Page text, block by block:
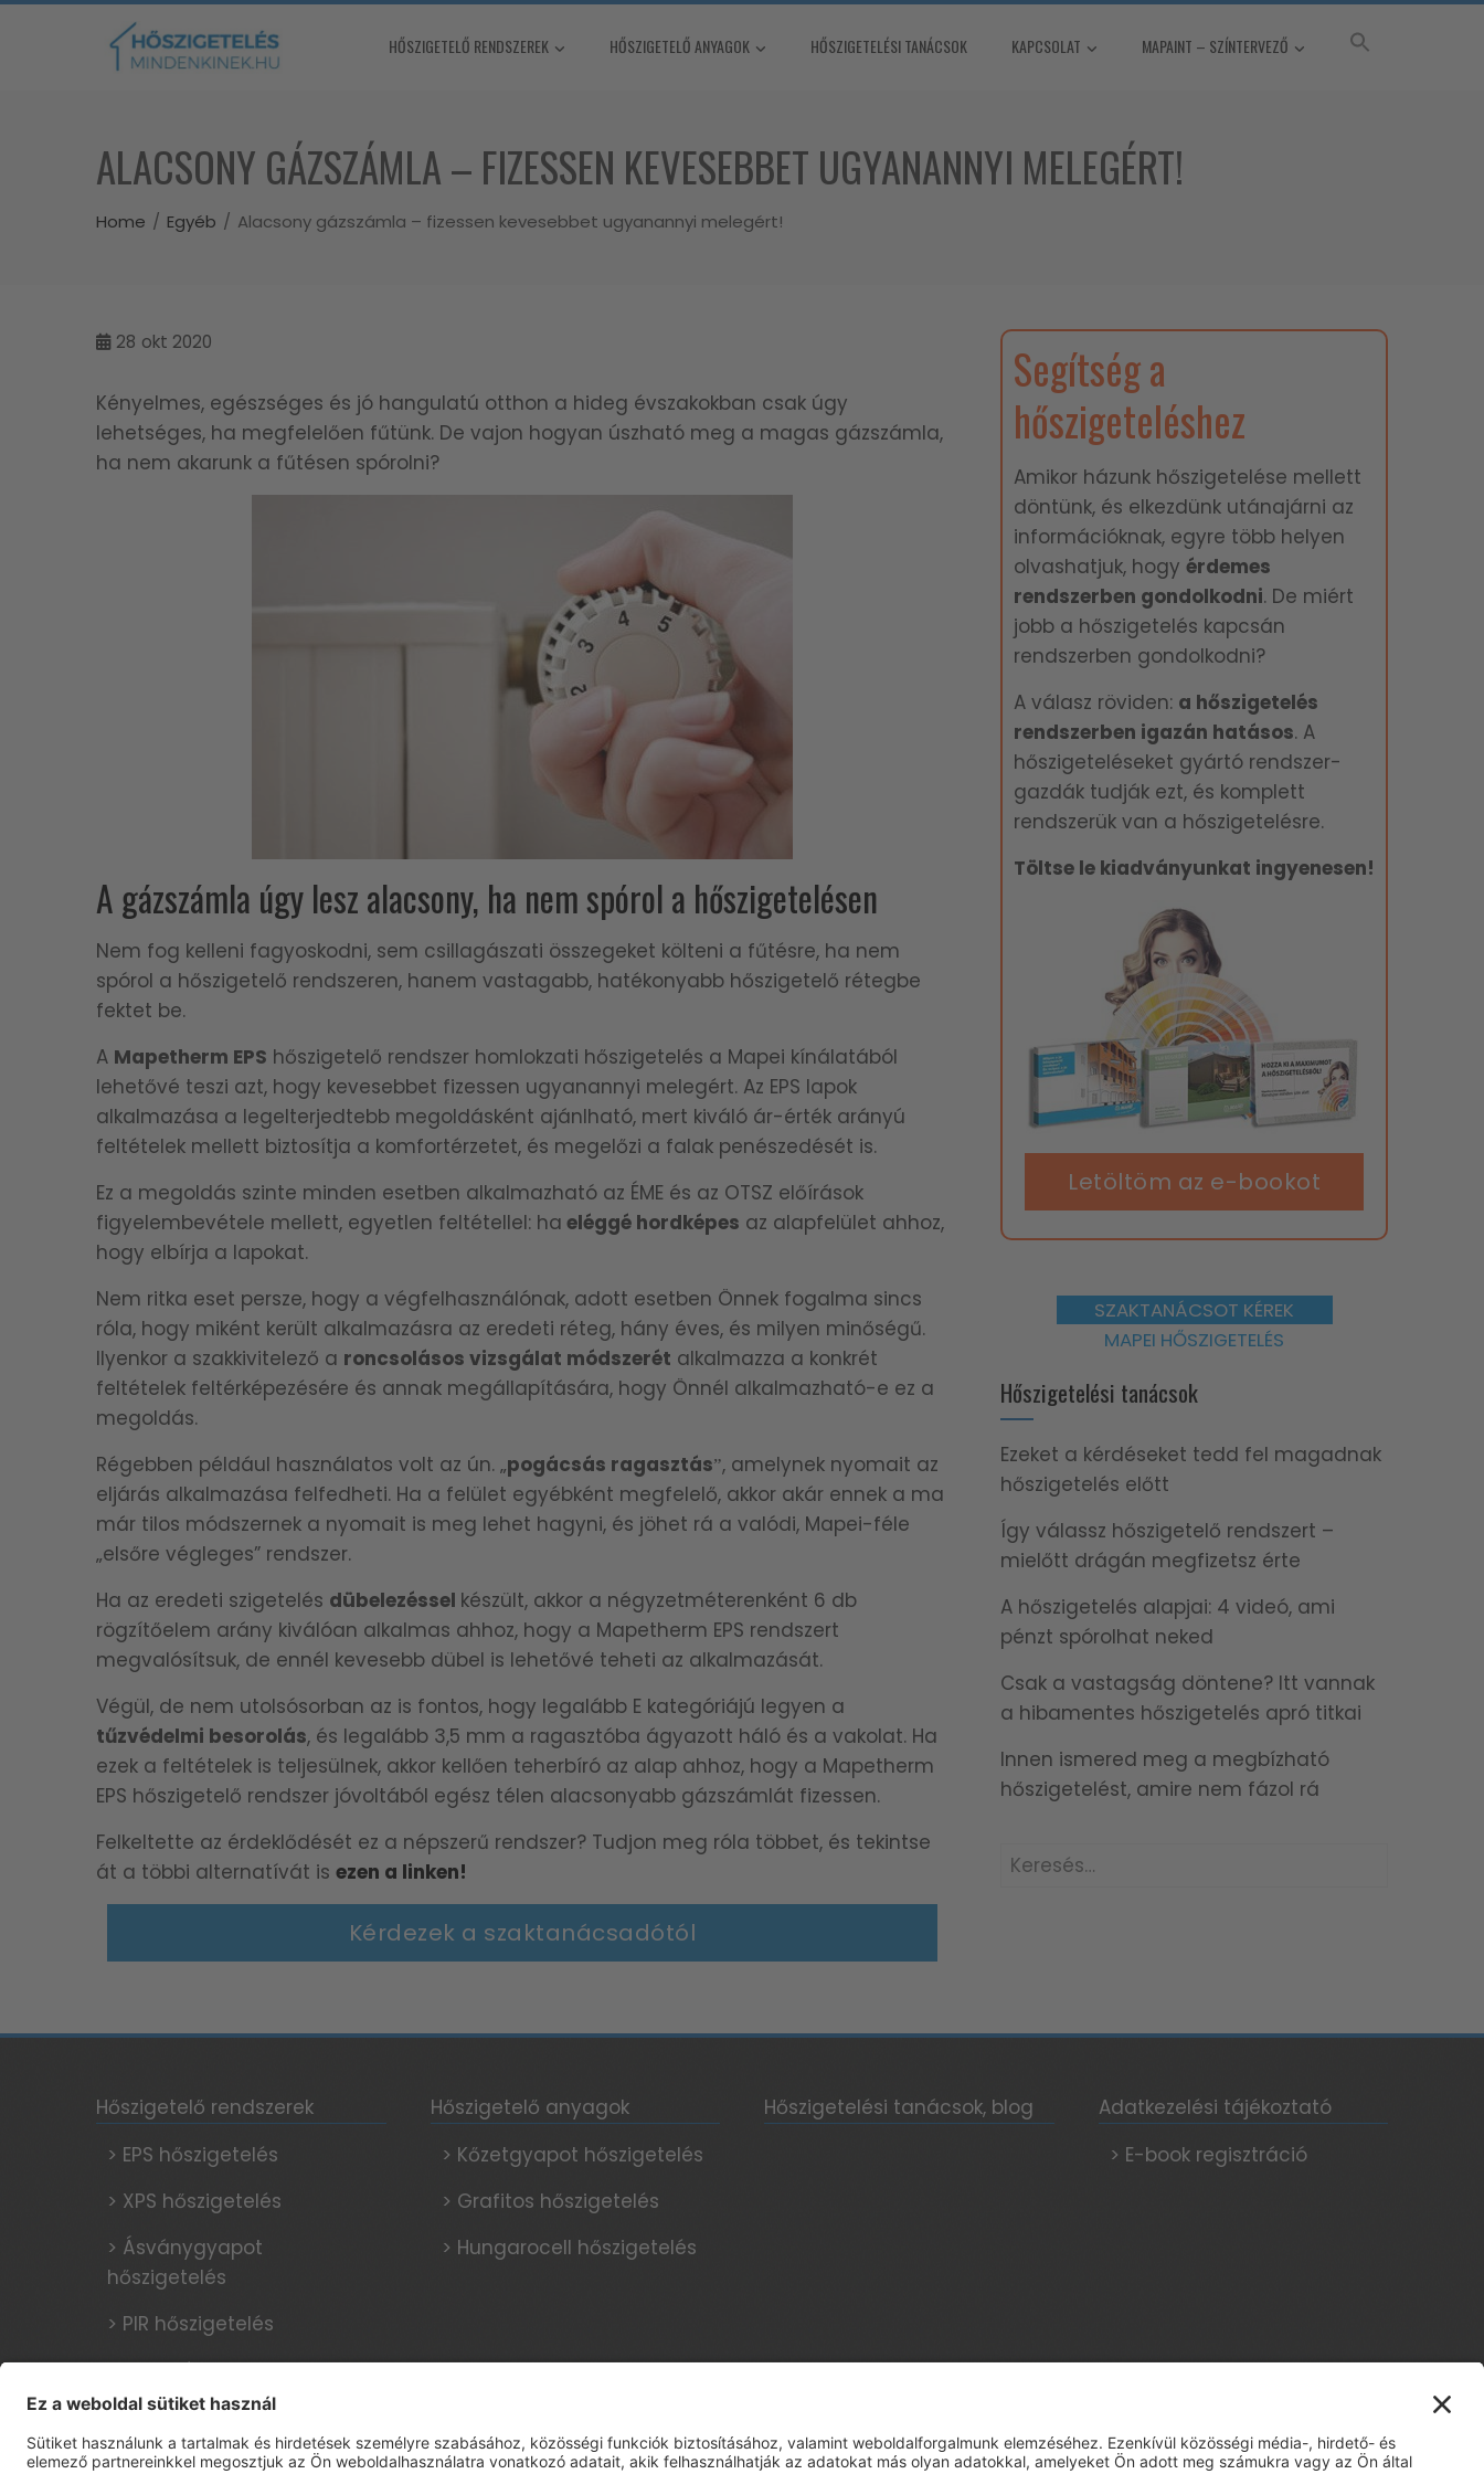
Skip
HŐSZIGETELŐ RENDSZEREK HŐSZIGETELŐ ANYAGOK HŐSZIGETELÉSI TANÁCSOK KAPCSOLAT MAPAINT – SZÍNTERVEZŐ
ALACSONY GÁZSZÁMLA – FIZESSEN KEVESEBBET UGYANANNYI MELEGÉRT!
Home Egyéb Alacsony gázszámla – fizessen kevesebbet ugyanannyi melegért!
28 okt 2020
Kényelmes, egészséges és jó hangulatú otthon a hideg évszakokban csak úgy
lehetséges, ha megfelelően fűtünk. De vajon hogyan úszható meg a magas gázszámla,
ha nem akarunk a fűtésen spórolni?
A gázszámla úgy lesz alacsony, ha nem spórol a hőszigetelésen
Nem fog kelleni fagyoskodni, sem csillagászati összegeket költeni a fűtésre, ha nem
spórol a hőszigetelő rendszeren, hanem vastagabb, hatékonyabb hőszigetelő rétegbe
fektet be.
A Mapetherm EPS hőszigetelő rendszer homlokzati hőszigetelés a Mapei kínálatából
lehetővé teszi azt, hogy kevesebbet fizessen ugyanannyi melegért. Az EPS lapok
alkalmazása a legelterjedtebb megoldásként ajánlható, mert kiváló ár-érték arányú
feltételek mellett biztosítja a komfortérzetet, és megelőzi a falak penészedését is.
Ez a megoldás szinte minden esetben alkalmazható az ÉME és az OTSZ előírások
figyelembevétele mellett, egyetlen feltétellel: ha eléggé hordképes az alapfelület ahhoz,
hogy elbírja a lapokat.
Nem ritka eset persze, hogy a végfelhasználónak, adott esetben Önnek fogalma sincs
róla, hogy miként került alkalmazásra az eredeti réteg, hány éves, és milyen minőségű.
Ilyenkor a szakkivitelező a roncsolásos vizsgálat módszerét alkalmazza a konkrét
feltételek feltérképezésére és annak megállapítására, hogy Önnél alkalmazható-e ez a
megoldás.
Régebben például használatos volt az ún. „pogácsás ragasztásˮ, amelynek nyomait az
eljárás alkalmazása felfedheti. Ha a felület egyébként megfelelő, akkor akár ennek a ma
már tilos módszernek a nyomait is meg lehet hagyni, és jöhet rá a valódi, Mapei-féle
„elsőre végleges” rendszer.
Ha az eredeti szigetelés dübelezéssel készült, akkor a négyzetméterenként 6 db
rögzítőelem arány kiválóan alkalmas ahhoz, hogy a Mapetherm EPS rendszert
megvalósítsuk, de ennél kevesebb dübel is lehetővé teheti az alkalmazását.
Végül, de nem utolsósorban az is fontos, hogy legalább E kategóriájú legyen a
tűzvédelmi besorolás, és legalább 3,5 mm a ragasztóba ágyazott háló és a vakolat. Ha
ezek a feltételek is teljesülnek, akkor kellően teherbíró az alap ahhoz, hogy a Mapetherm
EPS hőszigetelő rendszer jóvoltából egész télen alacsonyabb gázszámlát fizessen.
Felkeltette az érdeklődését ez a népszerű rendszer? Tudjon meg róla többet, és tekintse
át a többi alternatívát is ezen a linken!
Kérdezek a szaktanácsadótól
Segítség a
hőszigeteléshez
Amikor házunk hőszigetelése mellett
döntünk, és elkezdünk utánajárni az
információknak, egyre több helyen
olvashatjuk, hogy érdemes
rendszerben gondolkodni. De miért
jobb a hőszigetelés kapcsán
rendszerben gondolkodni?
A válasz röviden: a hőszigetelés
rendszerben igazán hatásos. A
hőszigeteléseket gyártó rendszer-
gazdák tudják ezt, és komplett
rendszerük van a hőszigetelésre.
Töltse le kiadványunkat ingyenesen!
Letöltöm az e-bookot
SZAKTANÁCSOT KÉREK
MAPEI HŐSZIGETELÉS
Hőszigetelési tanácsok
Ezeket a kérdéseket tedd fel magadnak
hőszigetelés előtt
Így válassz hőszigetelő rendszert –
mielőtt drágán megfizetsz érte
A hőszigetelés alapjai: 4 videó, ami
pénzt spórolhat neked
Csak a vastagság döntene? Itt vannak
a hibamentes hőszigetelés apró titkai
Innen ismered meg a megbízható
hőszigetelést, amire nem fázol rá
Keresés:
Hőszigetelő rendszerek
> EPS hőszigetelés
> XPS hőszigetelés
> Ásványgyapot
hőszigetelés
> PIR hőszigetelés
> Porcelán lapok
hőszigetelésre
Hőszigetelő anyagok
> Kőzetgyapot hőszigetelés
> Grafitos hőszigetelés
> Hungarocell hőszigetelés
Hőszigetelési tanácsok, blog
Adatkezelési tájékoztató
> E-book regisztráció